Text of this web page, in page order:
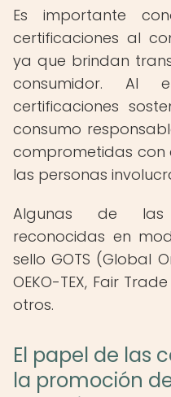
Es importante
certificaciones al
ya que brindan
consumidor. Al
certificaciones
consumo
comprometidas
las personas
Algunas de las
reconocidas en
sello GOTS (Global
OEKO-TEX, Fair
otros.
El papel de las
la promoción